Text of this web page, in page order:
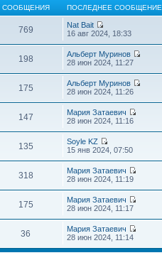
СООБЩЕНИЯ ПОСЛЕДНЕЕ СООБЩЕНИЕ
769
Nat Bait
16 авг 2024, 18:33
198
Альберт Муринов
28 июн 2024, 11:27
175
Альберт Муринов
28 июн 2024, 11:26
147
Мария Затаевич
28 июн 2024, 11:16
135
Soyle KZ
15 янв 2024, 07:50
318
Мария Затаевич
28 июн 2024, 11:19
175
Мария Затаевич
28 июн 2024, 11:17
36
Мария Затаевич
28 июн 2024, 11:14